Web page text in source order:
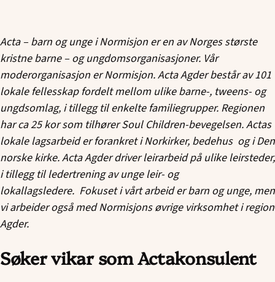
Acta – barn og unge i Normisjon er en av Norges største
kristne barne – og ungdomsorganisasjoner. Vår
moderorganisasjon er Normisjon. Acta Agder består av 101
lokale fellesskap fordelt mellom ulike barne-, tweens- og
ungdsomlag, i tillegg til enkelte familiegrupper. Regionen
har ca 25 kor som tilhører Soul Children-bevegelsen. Actas
lokale lagsarbeid er forankret i Norkirker, bedehus og i Den
norske kirke. Acta Agder driver leirarbeid på ulike leirsteder,
i tillegg til ledertrening av unge leir- og
lokallagsledere. Fokuset i vårt arbeid er barn og unge, men
vi arbeider også med Normisjons øvrige virksomhet i region
Agder.
Søker vikar som Actakonsulent